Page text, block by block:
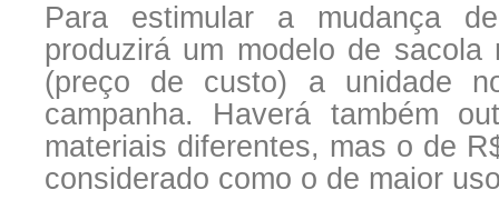
Para estimular a mudança
produzirá um modelo de
(preço de custo) a unidade
campanha. Haverá também
materiais diferentes, mas o de
considerado como o de maior